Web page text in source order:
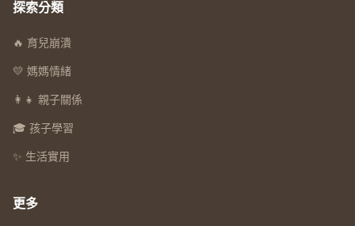
探索分類
🔥 育兒崩潰
💛 媽媽情緒
👩‍👧 親子關係
🎓 孩子學習
✨ 生活實用
更多